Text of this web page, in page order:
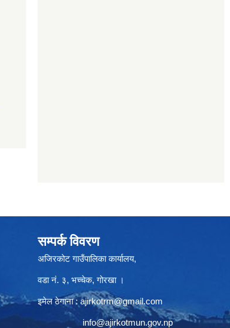
सम्पर्क विवरण
अजिरकोट गाउँपालिका कार्यालय,
वडा नं. ३, भच्चेक, गोरखा ।
इमेल ठेगाना : ajirkotrm@gmail.com
info@ajirkotmun.gov.np